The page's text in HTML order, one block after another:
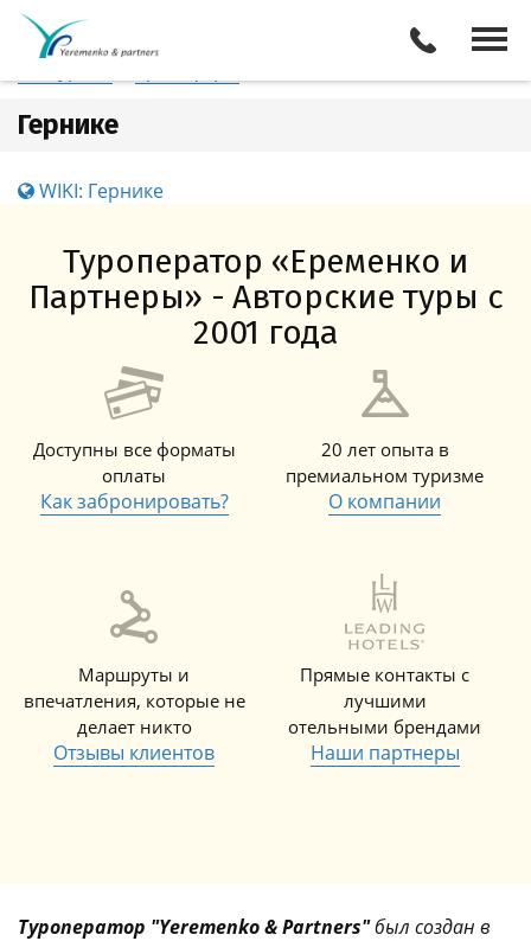
Испания
Все туры
Гернике
WIKI: Гернике
Туроператор «Еременко и
Партнеры» - Авторские туры с
2001 года
Доступны все форматы
оплаты
Как забронировать?
20 лет опыта в
премиальном туризме
О компании
Маршруты и
впечатления, которые не
делает никто
Отзывы клиентов
Прямые контакты с
лучшими
отельными брендами
Наши партнеры
Туроператор "Yeremenko & Partners"был создан в